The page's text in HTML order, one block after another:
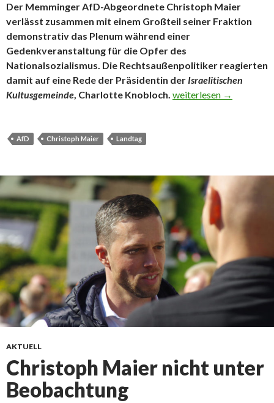
Der Memminger AfD-Abgeordnete Christoph Maier
verlässt zusammen mit einem Großteil seiner Fraktion
demonstrativ das Plenum während einer
Gedenkveranstaltung für die Opfer des
Nationalsozialismus. Die Rechtsaußenpolitiker reagierten
damit auf eine Rede der Präsidentin der Israelitischen
Kultusgemeinde, Charlotte Knobloch. AfD stört Gedenken an
weiterlesen →
AfD Christoph Maier Landtag
AKTUELL
Christoph Maier nicht unter
Beobachtung